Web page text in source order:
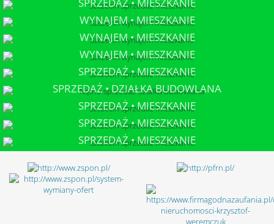
SZCZECIN
WYNAJEM • MIESZKANIE
SZCZECIN
WYNAJEM • MIESZKANIE
SZCZECIN
WYNAJEM • MIESZKANIE
SZCZECIN
SPRZEDAŻ • MIESZKANIE
SZCZECIN
SPRZEDAŻ • DZIAŁKA BUDOWLANA
NĘTNO
SPRZEDAŻ • MIESZKANIE
SZCZECIN
SPRZEDAŻ • MIESZKANIE
SZCZECIN
SPRZEDAŻ • MIESZKANIE
SZCZECIN